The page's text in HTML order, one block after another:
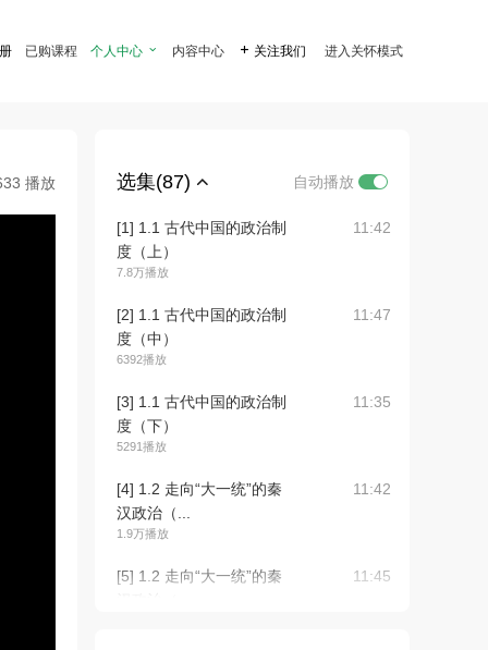
已购课程 个人中心  内容中心  关注我们 进入关怀模式
播放 选集(87) 自动播放
[1] 1.1 古代中国的政治制
度（上）
7.8万播放
11:42
[2] 1.1 古代中国的政治制
度（中）
6392播放
11:47
[3] 1.1 古代中国的政治制
度（下）
5291播放
11:35
[4] 1.2 走向“大一统”的秦
汉政治（...
1.9万播放
11:42
[5] 1.2 走向“大一统”的秦
11:45